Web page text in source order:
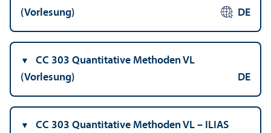
(Vorlesung)
DE
CC 303 Quanti­tative Methoden VL
(Vorlesung)
DE
CC 303 Quanti­tative Methoden VL – ILIAS